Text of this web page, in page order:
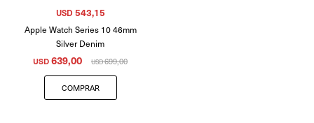
Apple Watch Series 10 46mm
Silver Denim
USD639,00 USD699,00
USD 543,15